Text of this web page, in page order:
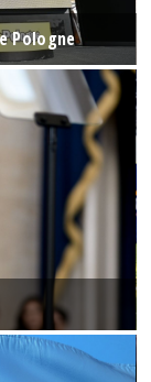
Pologne